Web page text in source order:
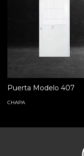
Puerta Modelo 407
CHAPA